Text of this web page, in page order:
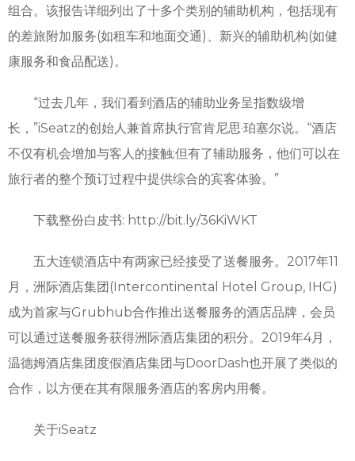
组合。该报告详细列出了十多个类别的辅助机构，包括现有
的差旅附加服务(如租车和地面交通)、新兴的辅助机构(如健
康服务和食品配送)。
“过去几年，我们看到酒店的辅助业务呈指数级增
长，”iSeatz的创始人兼首席执行官肯尼思·珀塞尔说。“酒店
不仅有机会增加与客人的接触;但有了辅助服务，他们可以在
旅行者的整个预订过程中提供综合的宾客体验。”
下载整份白皮书: http://bit.ly/36KiWKT
五大连锁酒店中有两家已经接受了送餐服务。2017年11
月，洲际酒店集团(Intercontinental Hotel Group, IHG)
成为首家与Grubhub合作推出送餐服务的酒店品牌，会员
可以通过送餐服务获得洲际酒店集团的积分。2019年4月，
温德姆酒店集团度假酒店集团与DoorDash也开展了类似的
合作，以方便在其有限服务酒店的客房内用餐。
关于iSeatz